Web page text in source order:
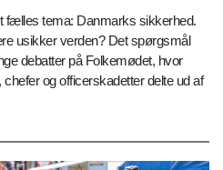
fælles tema: Danmarks sikkerhed.
usikker verden? Det spørgsmål
debatter på Folkemødet, hvor
og officerskadetter delte ud af